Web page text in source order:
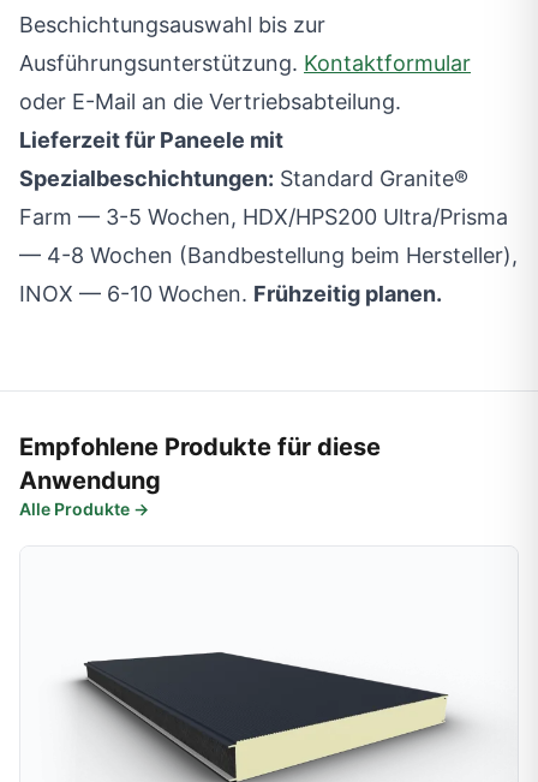
Beschichtungsauswahl bis zur
Ausführungsunterstützung. Kontaktformular
oder E-Mail an die Vertriebsabteilung.
Lieferzeit für Paneele mit
Spezialbeschichtungen: Standard Granite®
Farm — 3-5 Wochen, HDX/HPS200 Ultra/Prisma
— 4-8 Wochen (Bandbestellung beim Hersteller),
INOX — 6-10 Wochen. Frühzeitig planen.
Empfohlene Produkte für diese
Anwendung
Alle Produkte →